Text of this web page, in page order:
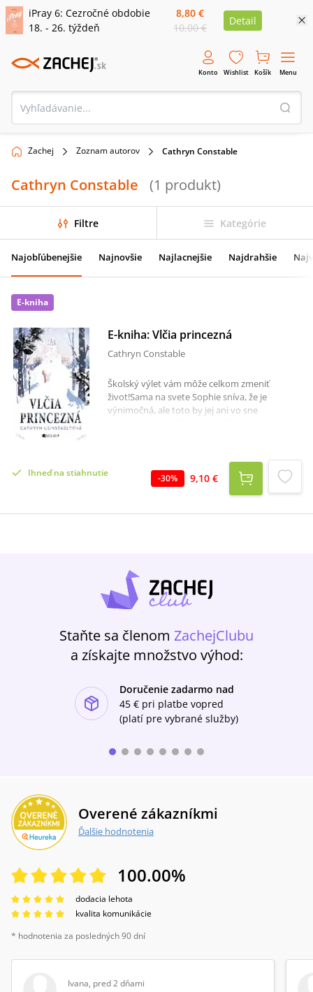
iPray 6: Cezročné obdobie
18. - 26. týždeň
8,80 €
10,00 €
Detail
Konto Wishlist Košík Menu
Zachej Zoznam autorov Cathryn Constable
Cathryn Constable (1 produkt)
Filtre Kategórie
Najobľúbenejšie Najnovšie Najlacnejšie Najdrahšie
E-kniha
E-kniha: Vlčia princezná
Cathryn Constable
Školský výlet vám môže celkom zmeniť
život!Sama na svete Sophie sníva, že je
výnimočná, ale toto by jej ani vo sne
ich charizmatická princezná Anna Volkonskaja,
vezme ich do svojho zimného paláca a učaruje
im príbehmi o stratených diamantoch a
vlky zavýjajú, v rozpadávajúcom sa paláci
Ihneď na stiahnutie -30% 9,10 €
Staňte sa členom ZachejClubu
a získajte množstvo výhod:
Doručenie zadarmo nad
45 € pri platbe vopred
(platí pre vybrané služby)
Overené zákazníkmi
Ďalšie hodnotenia
100.00%
dodacia lehota
kvalita komunikácie
* hodnotenia za posledných 90 dní
Ivana, pred 2 dňami